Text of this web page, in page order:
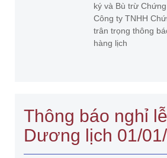
ký và Bù trừ
Công ty TNHH
trân trọng thông
hàng lịch
Thông báo nghỉ
Dương lịch 01/